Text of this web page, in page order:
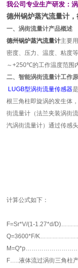
我公司专业生产研发：
德州锅炉蒸汽流量计，
一、涡街流量计产品概述
德州锅炉蒸汽流量计主要
密度、压力、温度、粘度
～+250℃的工作温度范围
二、智能涡街流量计工作
LUGB型涡街流量传感器
根三角柱即旋涡的发生体
街流量计（法兰夹装涡街
汽涡街流量计） 通过传感
计算公式如下：
F=Sr*V/(1-1.27*d/
Q=3600*F/
F…..液体流过涡街三角柱